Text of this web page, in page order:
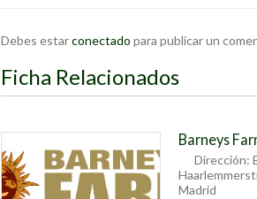
Debes estarconectado para publicar un
Ficha Relacionados
Barneys
Dirección:
Madrid